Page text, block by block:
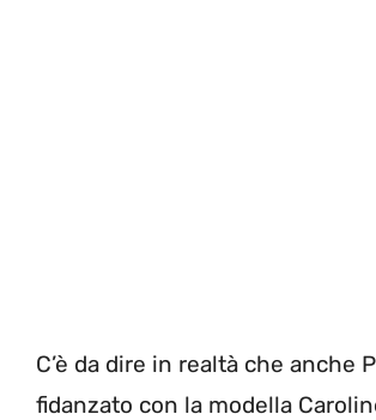
C’è da dire in realtà che anche
fidanzato con la modella